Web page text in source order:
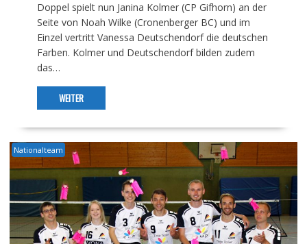
Doppel spielt nun Janina Kolmer (CP Gifhorn) an der
Seite von Noah Wilke (Cronenberger BC) und im
Einzel vertritt Vanessa Deutschendorf die deutschen
Farben. Kolmer und Deutschendorf bilden zudem
das…
WEITER
Nationalteam